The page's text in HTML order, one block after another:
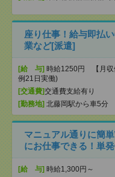
座り仕事！給与即払
業など[派遣]
[給 与] 時給1250円 【月収
例21日実働)
[交通費]交通費支給有り
[勤務地] 北藤岡駅から車5分
マニュアル通りに簡
にお仕事できる！単
[給 与] 時給1,300円～